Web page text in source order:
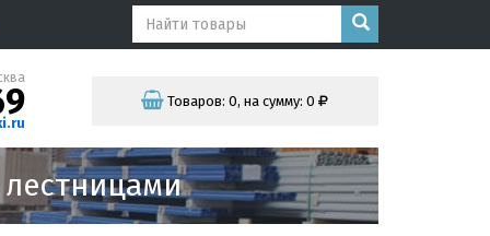
Товаров:0, на сумму:0